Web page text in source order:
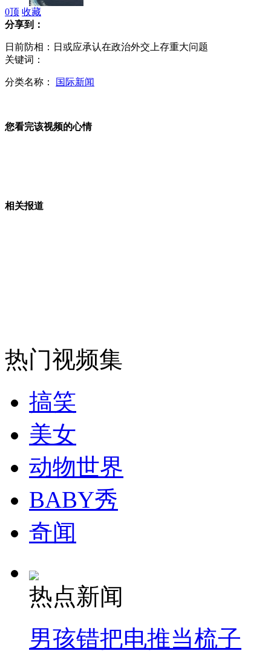
新型潜艇在东海成功引爆来袭鱼雷突破封锁
山西运城恶犬咬伤多人 警民合力深夜将其击毙
女孩北京地铁殴打老人 痛下狠手拳打脚踢
无痛分娩是否安全 医生回应
外交部：反对强权政治霸凌主义
外交部：有关国家言论片面不公正
安徽一实载49人客车翻车
0顶 收藏
分享到：
日前防相：日或应承认在政治外交上存重大问题
关键词：
分类名称： 国际新闻
您看完该视频的心情
相关报道
热门视频集
搞笑
美女
动物世界
BABY秀
奇闻
热点新闻
男孩错把电推当梳子